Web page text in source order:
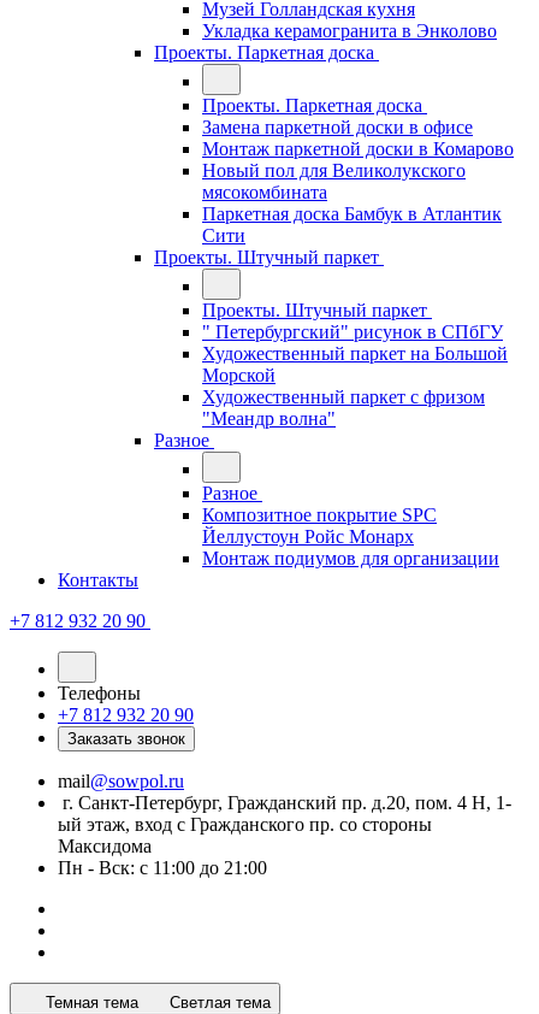
Музей Голландская кухня
Укладка керамогранита в Энколово
Проекты. Паркетная доска
Проекты. Паркетная доска
Замена паркетной доски в офисе
Монтаж паркетной доски в Комарово
Новый пол для Великолукского
мясокомбината
Паркетная доска Бамбук в Атлантик
Сити
Проекты. Штучный паркет
Проекты. Штучный паркет
" Петербургский" рисунок в СПбГУ
Художественный паркет на Большой
Морской
Художественный паркет с фризом
"Меандр волна"
Разное
Разное
Композитное покрытие SPC
Йеллустоун Ройс Монарх
Монтаж подиумов для организации
Контакты
+7 812 932 20 90
Телефоны
+7 812 932 20 90
Заказать звонок
mail@sowpol.ru
г. Санкт-Петербург, Гражданский пр. д.20, пом. 4 Н, 1-
ый этаж, вход с Гражданского пр. со стороны
Максидома
Пн - Вск: с 11:00 до 21:00
Темная тема Светлая тема